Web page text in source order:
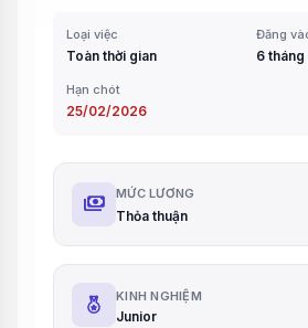
Loại việc
Toàn thời gian
Đăng
6
Hạn chót
25/02/2026
payments MỨC LƯƠNG
Thỏa thuận
KINH NGHIỆM
Junior